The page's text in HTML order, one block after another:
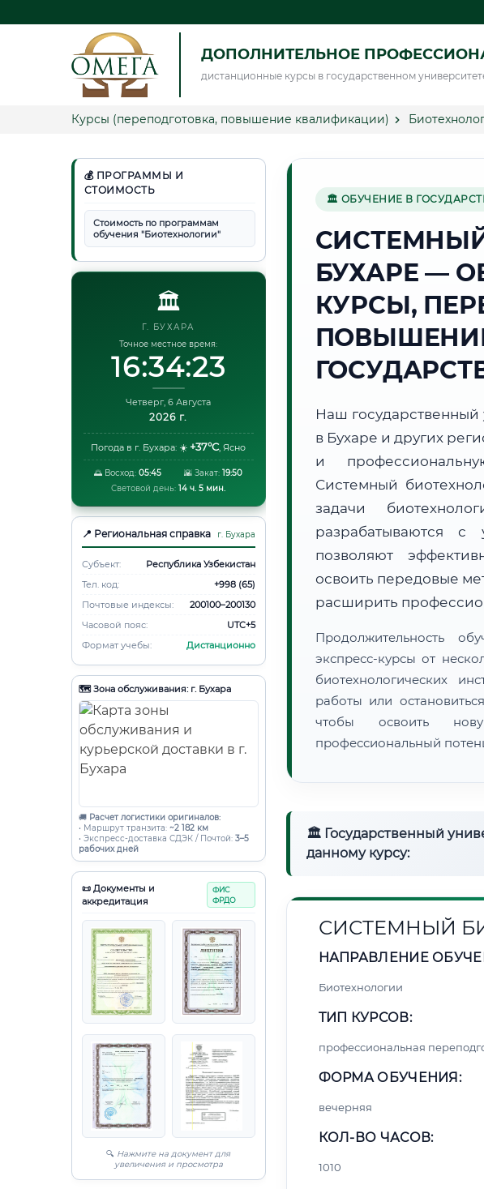
ДОПОЛНИТЕЛЬНОЕ
дистанционные курсы в государственном
Курсы (переподготовка, повышение квалификации)
💰 ПРОГРАММЫ И
СТОИМОСТЬ
Стоимость по программам
обучения "Биотехнологии"
🏛️
Г. БУХАРА
Точное местное время:
16:34:24
Четверг, 6 Августа
2026 г.
Погода в г. Бухара: ☀️ +37°C, Ясно
🌅 Восход:05:45 🌇 Закат: 19:50
Световой день: 14 ч. 5 мин.
📍 Региональная справка г. Бухара
Субъект:
Республика Узбекистан
Тел. код:
+998 (65)
Почтовые индексы:
200100–200130
Часовой пояс:
UTC+5
Формат учебы:
Дистанционно
🗺️ Зона обслуживания: г. Бухара
🚚 Расчет логистики оригиналов:
• Маршрут транзита: ~2 182 км
• Экспресс-доставка СДЭК / Почтой: 3–5
рабочих дней
📜 Документы и
аккредитация
ФИС
ФРДО
🔍 Нажмите на документ для
увеличения и просмотра
🏛 ОБУЧЕНИЕ В
БУХАРЕ —
КУРСЫ,
Наш государственный
в Бухаре и других
и
Системный
задачи
разрабатываются
позволяют
освоить передовые
расширить
Продолжительность
экспресс-курсы от
биотехнологических
работы или
чтобы освоить
профессиональный
🏛 Государственный
данному курсу:
СИСТЕМНЫЙ
НАПРАВЛЕНИЕ
Биотехнологии
ТИП КУРСОВ:
профессиональная
ФОРМА ОБУЧЕНИЯ:
вечерняя
КОЛ-ВО ЧАСОВ:
1010